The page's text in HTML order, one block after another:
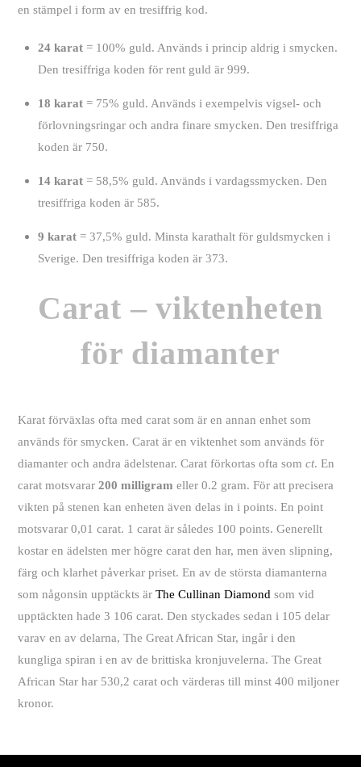
en stämpel i form av en tresiffrig kod.
24 karat= 100% guld. Används i princip aldrig i smycken.
Den tresiffriga koden för rent guld är 999.
18 karat= 75% guld. Används i exempelvis vigsel- och
förlovningsringar och andra finare smycken. Den tresiffriga
koden är 750.
14 karat= 58,5% guld. Används i vardagssmycken. Den
tresiffriga koden är 585.
9 karat= 37,5% guld. Minsta karathalt för guldsmycken i
Sverige. Den tresiffriga koden är 373.
Carat – viktenheten
för diamanter
Karat förväxlas ofta med carat som är en annan enhet som
används för smycken. Carat är en viktenhet som används för
diamanter och andra ädelstenar. Carat förkortas ofta somct. En
carat motsvarar200 milligrameller 0.2 gram. För att precisera
vikten på stenen kan enheten även delas in i points. En point
motsvarar 0,01 carat. 1 carat är således 100 points. Generellt
kostar en ädelsten mer högre carat den har, men även slipning,
färg och klarhet påverkar priset. En av de största diamanterna
som någonsin upptäckts ärThe Cullinan Diamond som vid
upptäckten hade 3 106 carat. Den styckades sedan i 105 delar
varav en av delarna, The Great African Star, ingår i den
kungliga spiran i en av de brittiska kronjuvelerna. The Great
African Star har 530,2 carat och värderas till minst 400 miljoner
kronor.